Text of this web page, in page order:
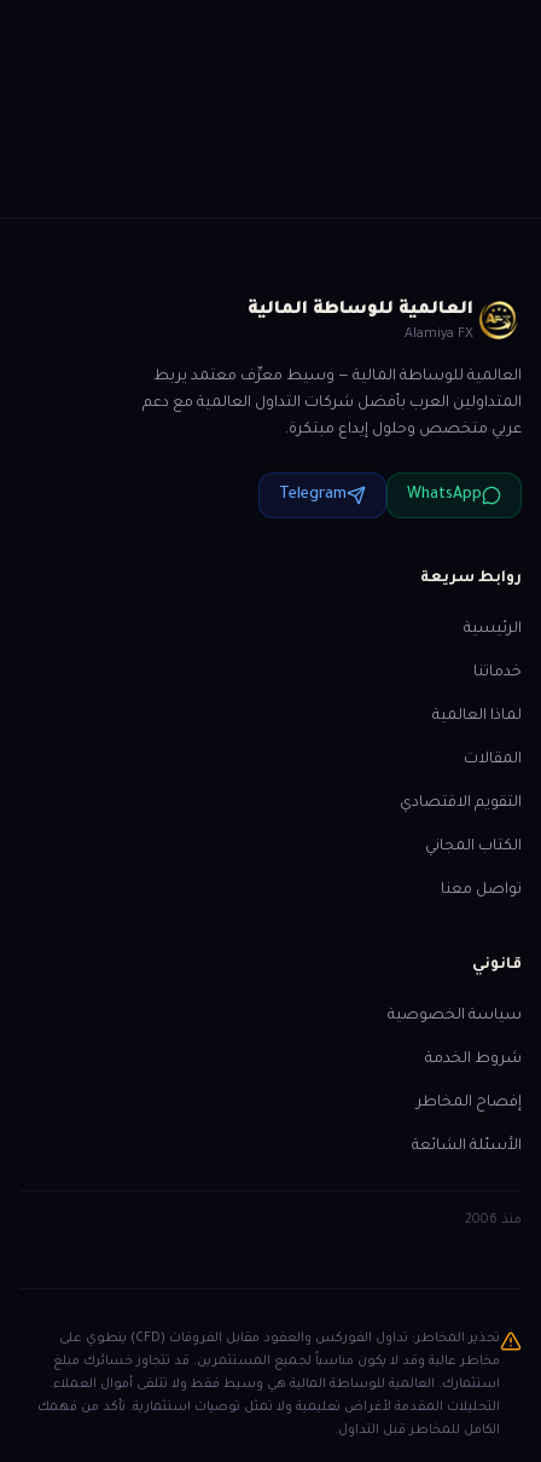
العالمية للوساطة المالية
Alamiya FX
العالمية للوساطة المالية — وسيط معرِّف معتمد يربط
المتداولين العرب بأفضل شركات التداول العالمية مع دعم
عربي متخصص وحلول إيداع مبتكرة.
WhatsApp
Telegram
روابط سريعة
الرئيسية
خدماتنا
لماذا العالمية
المقالات
التقويم الاقتصادي
الكتاب المجاني
تواصل معنا
قانوني
سياسة الخصوصية
شروط الخدمة
إفصاح المخاطر
الأسئلة الشائعة
منذ
تحذير المخاطر: تداول الفوركس والعقود مقابل الفروقات (CFD) ينطوي على
مخاطر عالية وقد لا يكون مناسباً لجميع المستثمرين. قد تتجاوز خسائرك مبلغ
استثمارك. العالمية للوساطة المالية هي وسيط فقط ولا تتلقى أموال العملاء.
التحليلات المقدمة لأغراض تعليمية ولا تمثل توصيات استثمارية. تأكد من فهمك
الكامل للمخاطر قبل التداول.